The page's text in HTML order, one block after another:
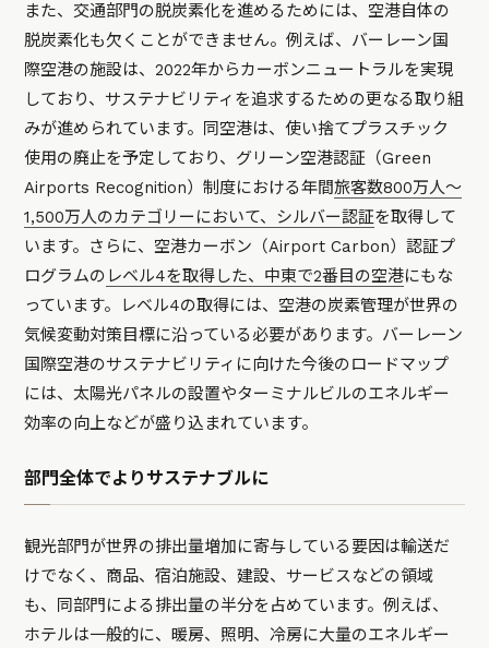
また、交通部門の脱炭素化を進めるためには、空港自体の
脱炭素化も欠くことができません。例えば、バーレーン国
際空港の施設は、2022年からカーボンニュートラルを実現
しており、サステナビリティを追求するための更なる取り組
みが進められています。同空港は、使い捨てプラスチック
使用の廃止を予定しており、グリーン空港認証（Green
Airports Recognition）制度における年間旅客数800万人～
1,500万人のカテゴリーにおいて、シルバー認証を取得して
います。さらに、空港カーボン（Airport Carbon）認証プ
ログラムの レベル4を取得した、中東で2番目の空港にもな
っています。レベル4の取得には、空港の炭素管理が世界の
気候変動対策目標に沿っている必要があります。バーレーン
国際空港のサステナビリティに向けた今後のロードマップ
には、太陽光パネルの設置やターミナルビルのエネルギー
効率の向上などが盛り込まれています。
部門全体でよりサステナブルに
観光部門が世界の排出量増加に寄与している要因は輸送だ
けでなく、商品、宿泊施設、建設、サービスなどの領域
も、同部門による排出量の半分を占めています。例えば、
ホテルは一般的に、暖房、照明、冷房に大量のエネルギー